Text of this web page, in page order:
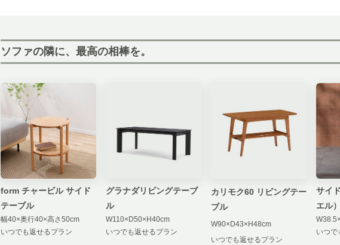
ソファの隣に、最高の相棒を。
form チャービル サイド
テーブル
幅40×奥行40×高さ50cm
いつでも返せるプラン
グラナダリビングテーブ
ル
W110×D50×H40cm
いつでも返せるプラン
カリモク60 リビングテー
ブル
W90×D43×H48cm
いつでも返せるプラン
サイ
エル
いつで